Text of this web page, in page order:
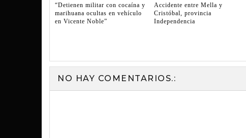
“Detienen militar con cocaína y
marihuana ocultas en vehículo
en Vicente Noble”
Accidente entre Mella y
Cristóbal, provincia
Independencia
NO HAY COMENTARIOS.: